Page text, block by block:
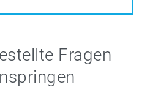
Fragen